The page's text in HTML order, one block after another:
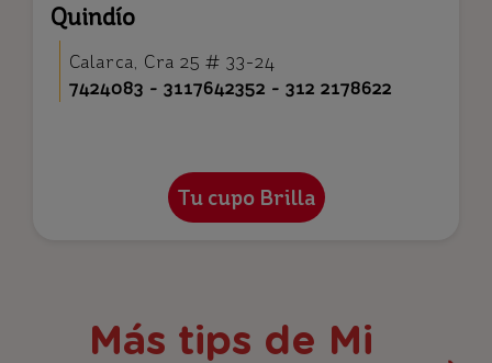
Quindío
Calarca, Cra 25 # 33-24
7424083 - 3117642352 - 312 2178622
Más tips de Mi